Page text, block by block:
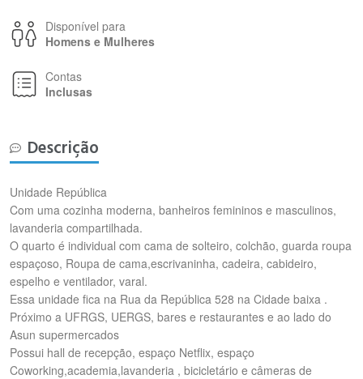
Disponível para
Homens e Mulheres
Contas
Inclusas
Descrição
Unidade República
Com uma cozinha moderna, banheiros femininos e masculinos,
lavanderia compartilhada.
O quarto é individual com cama de solteiro, colchão, guarda roupa
espaçoso, Roupa de cama,escrivaninha, cadeira, cabideiro,
espelho e ventilador, varal.
Essa unidade fica na Rua da República 528 na Cidade baixa .
Próximo a UFRGS, UERGS, bares e restaurantes e ao lado do
Asun supermercados
Possui hall de recepção, espaço Netflix, espaço
Coworking,academia,lavanderia , bicicletário e câmeras de